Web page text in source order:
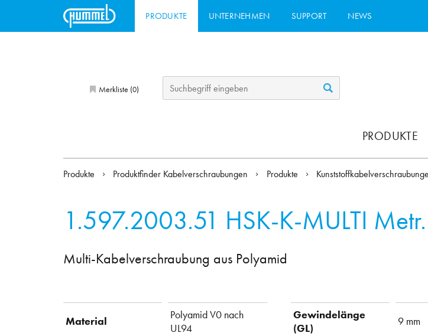
PRODUKTE UNTERNEHMEN SUPPORT NEWS
Merkliste (0)
PRODUKTE
Produkte Produktfinder Kabelverschraubungen Produkte
1.597.2003.51 HSK-K-MULTI Metr.
Multi-Kabelverschraubung aus Polyamid
Material
Polyamid V0 nach
UL94
Gewindelänge
(GL)
9 mm